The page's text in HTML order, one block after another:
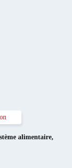
alimentaire,